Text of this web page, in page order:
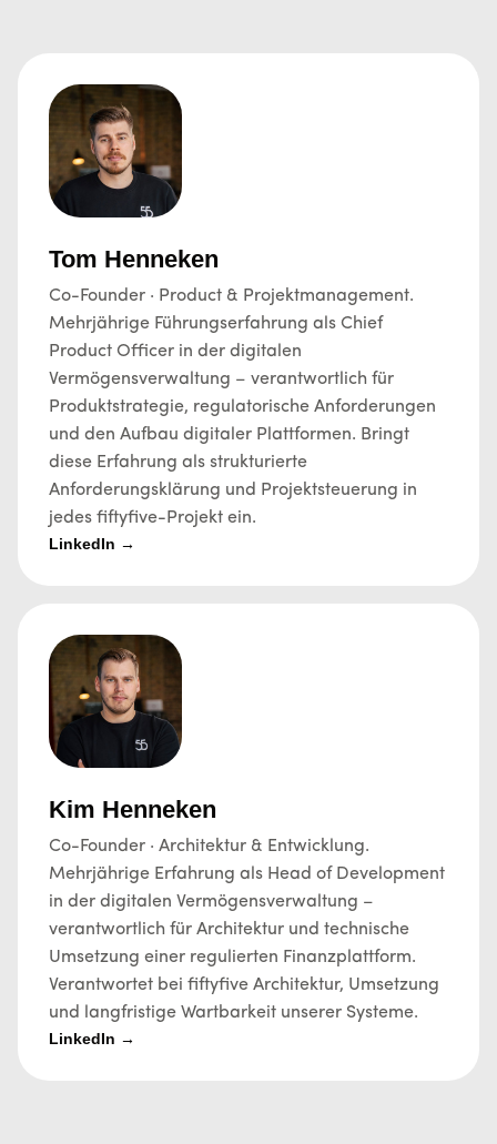
Tom Henneken
Co-Founder · Product & Projektmanagement.
Mehrjährige Führungserfahrung als Chief
Product Officer in der digitalen
Vermögensverwaltung – verantwortlich für
Produktstrategie, regulatorische Anforderungen
und den Aufbau digitaler Plattformen. Bringt
diese Erfahrung als strukturierte
Anforderungsklärung und Projektsteuerung in
jedes fiftyfive-Projekt ein.
LinkedIn →
Kim Henneken
Co-Founder · Architektur & Entwicklung.
Mehrjährige Erfahrung als Head of Development
in der digitalen Vermögensverwaltung –
verantwortlich für Architektur und technische
Umsetzung einer regulierten Finanzplattform.
Verantwortet bei fiftyfive Architektur, Umsetzung
und langfristige Wartbarkeit unserer Systeme.
LinkedIn →